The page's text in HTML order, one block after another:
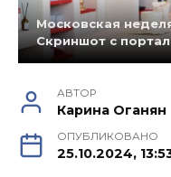
Московская
Скриншот с
АВТОР
Карина Оганян
ОПУБЛИКОВАНО
25.10.2024,